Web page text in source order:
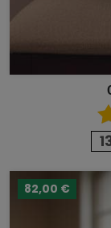
82,00 €